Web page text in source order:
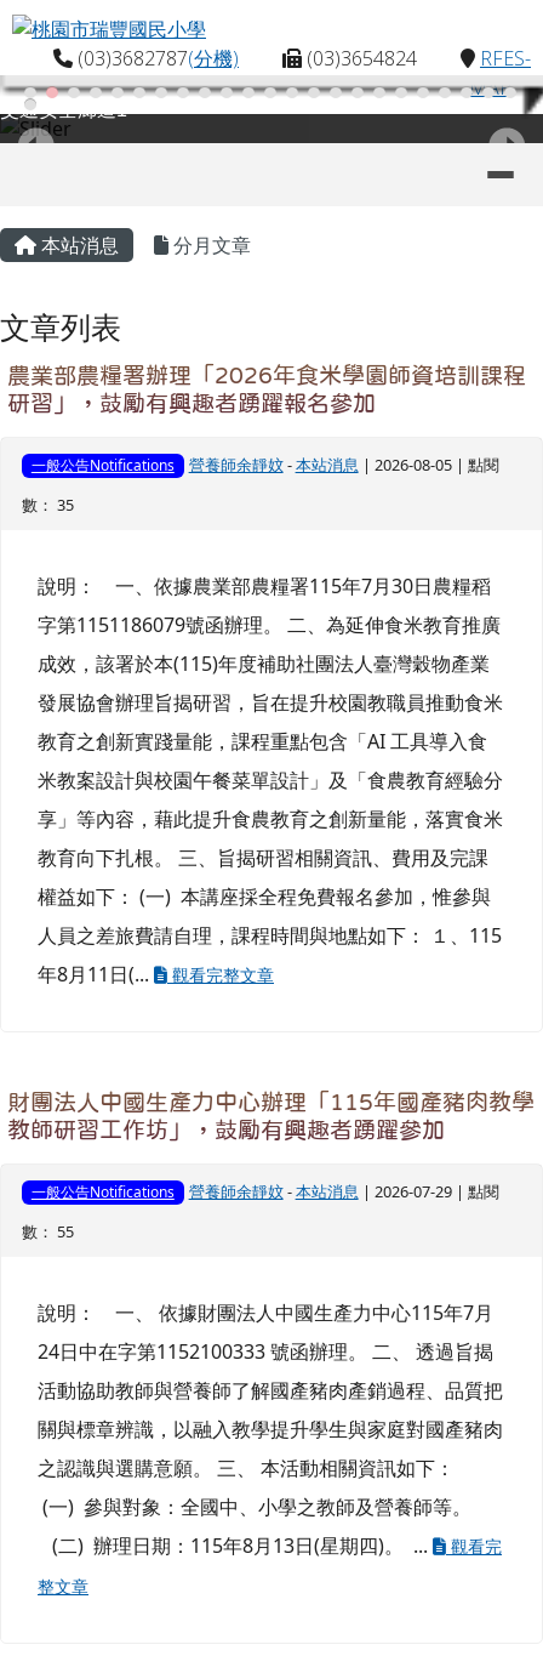
跳至主內容區
桃園市瑞豐國民小學
(03)3682787(分機) (03)3654824
RFES-
MAP
交通安全廊道1
主內容區域
本站消息 分月文章
文章列表
農業部農糧署辦理「2026年食米學園師資培訓課程
研習」，鼓勵有興趣者踴躍報名參加
一般公告Notifications 營養師余靜妏-本站消息 | 2026-08-05 | 點閱
數： 35
說明： 一、依據農業部農糧署115年7月30日農糧稻
字第1151186079號函辦理。 二、為延伸食米教育推廣
成效，該署於本(115)年度補助社團法人臺灣穀物產業
發展協會辦理旨揭研習，旨在提升校園教職員推動食米
教育之創新實踐量能，課程重點包含「AI 工具導入食
米教案設計與校園午餐菜單設計」及「食農教育經驗分
享」等內容，藉此提升食農教育之創新量能，落實食米
教育向下扎根。 三、旨揭研習相關資訊、費用及完課
權益如下： (一) 本講座採全程免費報名參加，惟參與
人員之差旅費請自理，課程時間與地點如下： １、115
年8月11日(...
觀看完整文章
財團法人中國生產力中心辦理「115年國產豬肉教學
教師研習工作坊」，鼓勵有興趣者踴躍參加
一般公告Notifications 營養師余靜妏-本站消息 | 2026-07-29 | 點閱
數： 55
說明： 一、 依據財團法人中國生產力中心115年7月
24日中在字第1152100333 號函辦理。 二、 透過旨揭
活動協助教師與營養師了解國產豬肉產銷過程、品質把
關與標章辨識，以融入教學提升學生與家庭對國產豬肉
之認識與選購意願。 三、 本活動相關資訊如下：
(一) 參與對象：全國中、小學之教師及營養師等。
(二) 辦理日期：115年8月13日(星期四)。 ...
觀看完
整文章
頁尾區域